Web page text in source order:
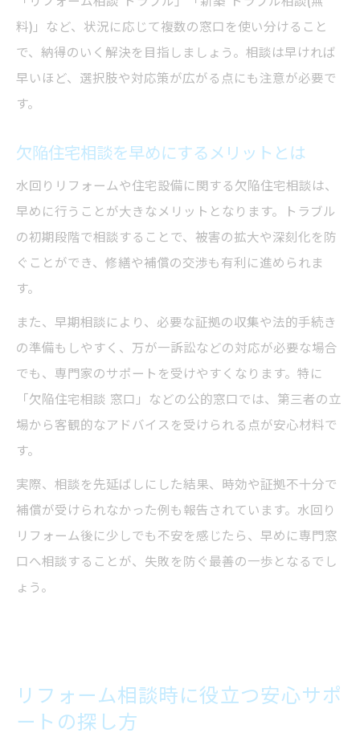
料)」など、状況に応じて複数の窓口を使い分けること
で、納得のいく解決を目指しましょう。相談は早ければ
早いほど、選択肢や対応策が広がる点にも注意が必要で
す。
欠陥住宅相談を早めにするメリットとは
水回りリフォームや住宅設備に関する欠陥住宅相談は、
早めに行うことが大きなメリットとなります。トラブル
の初期段階で相談することで、被害の拡大や深刻化を防
ぐことができ、修繕や補償の交渉も有利に進められま
す。
また、早期相談により、必要な証拠の収集や法的手続き
の準備もしやすく、万が一訴訟などの対応が必要な場合
でも、専門家のサポートを受けやすくなります。特に
「欠陥住宅相談 窓口」などの公的窓口では、第三者の立
場から客観的なアドバイスを受けられる点が安心材料で
す。
実際、相談を先延ばしにした結果、時効や証拠不十分で
補償が受けられなかった例も報告されています。水回り
リフォーム後に少しでも不安を感じたら、早めに専門窓
口へ相談することが、失敗を防ぐ最善の一歩となるでし
ょう。
リフォーム相談時に役立つ安心サポ
ートの探し方